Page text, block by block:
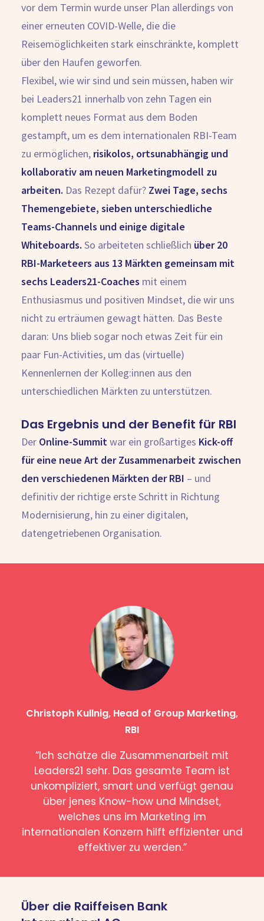
vor dem Termin wurde unser Plan allerdings von
einer erneuten COVID-Welle, die die
Reisemöglichkeiten stark einschränkte, komplett
über den Haufen geworfen.
Flexibel, wie wir sind und sein müssen, haben wir
bei Leaders21 innerhalb von zehn Tagen ein
komplett neues Format aus dem Boden
gestampft, um es dem internationalen RBI-Team
zu ermöglichen, risikolos, ortsunabhängig und
kollaborativ am neuen Marketingmodell zu
arbeiten. Das Rezept dafür? Zwei Tage, sechs
Themengebiete, sieben unterschiedliche
Teams-Channels und einige digitale
Whiteboards. So arbeiteten schließlich über 20
RBI-Marketeers aus 13 Märkten gemeinsam mit
sechs Leaders21-Coaches mit einem
Enthusiasmus und positiven Mindset, die wir uns
nicht zu erträumen gewagt hätten. Das Beste
daran: Uns blieb sogar noch etwas Zeit für ein
paar Fun-Activities, um das (virtuelle)
Kennenlernen der Kolleg:innen aus den
unterschiedlichen Märkten zu unterstützen.
Das Ergebnis und der Benefit für RBI
Der Online-Summitwar ein großartiges Kick-off
für eine neue Art der Zusammenarbeit zwischen
den verschiedenen Märkten der RBI – und
definitiv der richtige erste Schritt in Richtung
Modernisierung, hin zu einer digitalen,
datengetriebenen Organisation.
“Ich schätze die Zusammenarbeit mit
Leaders21 sehr. Das gesamte Team ist
unkompliziert, smart und verfügt genau
über jenes Know-how und Mindset,
welches uns im Marketing im
internationalen Konzern hilft effizienter und
effektiver zu werden.”
Christoph Kullnig, Head of Group Marketing,
RBI
Über die Raiffeisen Bank